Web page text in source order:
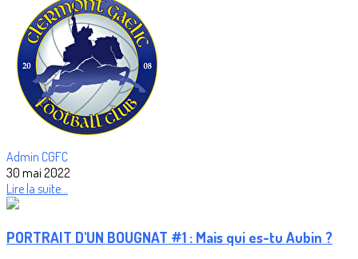
Admin CGFC
30 mai 2022
Lire la suite...
PORTRAIT D'UN BOUGNAT #1 : Mais qui es-tu Aubin ?